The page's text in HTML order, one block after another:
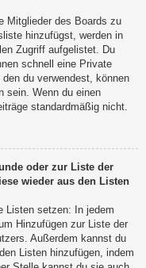
Mitglieder des Boards zu
hinzufügst, werden in
Zugriff aufgelistet. Du
schnell eine Private
du verwendest, können
sein. Wenn du einen
standardmäßig nicht.
oder zur Liste der
wieder aus den Listen
Listen setzen: In jedem
Hinzufügen zur Liste der
Außerdem kannst du
Listen hinzufügen, indem